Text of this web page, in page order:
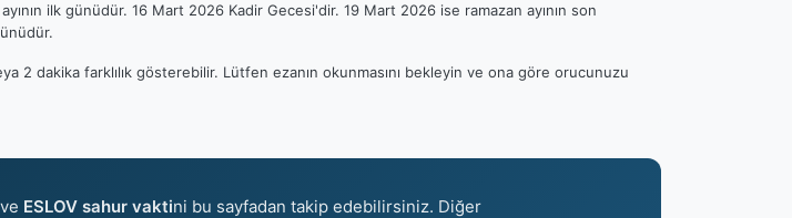
ilk günüdür. 16 Mart 2026 Kadir Gecesi'dir. 19 Mart 2026 ise ramazan ayının son
2 dakika farklılık gösterebilir. Lütfen ezanın okunmasını bekleyin ve ona göre orucunuzu
ESLOV sahur vaktini bu sayfadan takip edebilirsiniz. Diğer